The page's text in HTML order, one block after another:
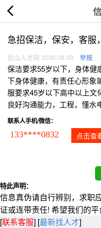
急招保洁，保安，客服
昆山人才网 2026.08.09 举报
保洁要求55岁以下，身体健
下身体健康，有责任心形象
服要求45岁以下高中以上
良好沟通能力，工程，懂水
联系人手机/微信：
133****0832 点击查
特此声明：
信息真伪请自行辨别，求职
证或连带责任! 希望我们的平
[联系客服] [最新找人才]